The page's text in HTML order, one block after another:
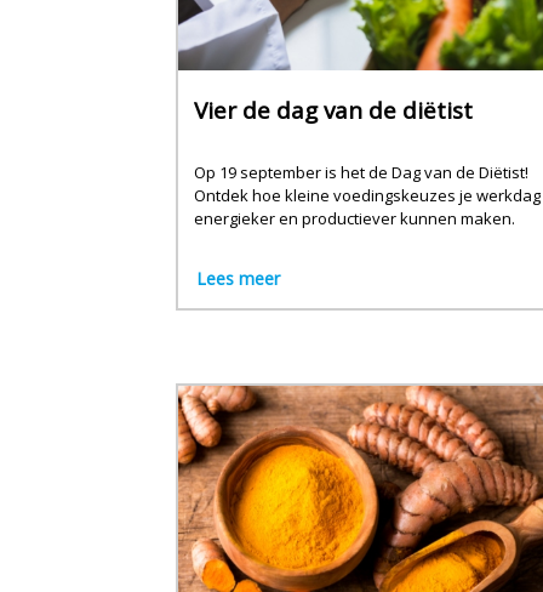
Vier de dag van de diëtist
Op 19 september is het de Dag van de Diëtist!
Ontdek hoe kleine voedingskeuzes je werkdag
energieker en productiever kunnen maken.
Lees meer